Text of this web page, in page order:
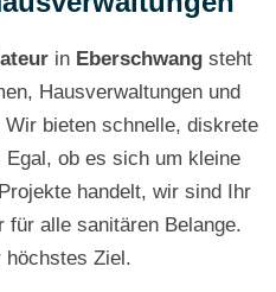
in Eberschwang steht
Hausverwaltungen und
bieten schnelle, diskrete
ob es sich um kleine
handelt, wir sind Ihr
für alle sanitären Belange.
höchstes Ziel.